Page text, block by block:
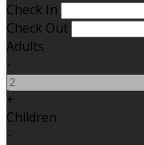
Check In
Check Out
Adults
-
+
Children
-